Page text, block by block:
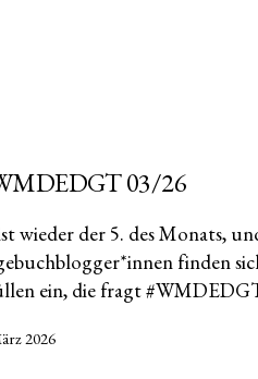
03/26
wieder der 5. des Monats,
finden
ein, die fragt
2026